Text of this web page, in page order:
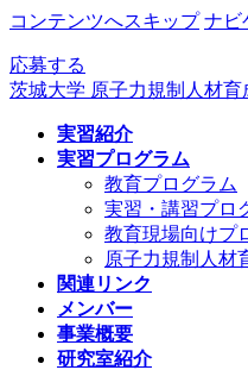
コンテンツへスキップ ナビ
応募する
茨城大学 原子力規制人材育
実習紹介
実習プログラム
教育プログラム
実習・講習プロ
教育現場向けプ
原子力規制人材
関連リンク
メンバー
事業概要
研究室紹介